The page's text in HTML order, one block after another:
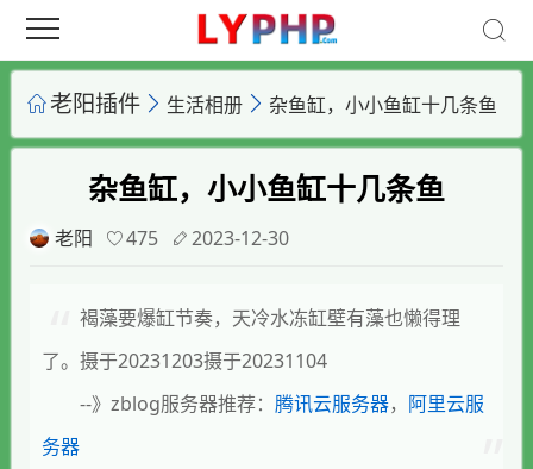
老阳插件 生活相册 杂鱼缸，小小鱼缸十几条鱼
杂鱼缸，小小鱼缸十几条鱼
老阳 475 2023-12-30
褐藻要爆缸节奏，天冷水冻缸壁有藻也懒得理
了。摄于20231203摄于20231104
--》zblog服务器推荐： 腾讯云服务器， 阿里云服
务器